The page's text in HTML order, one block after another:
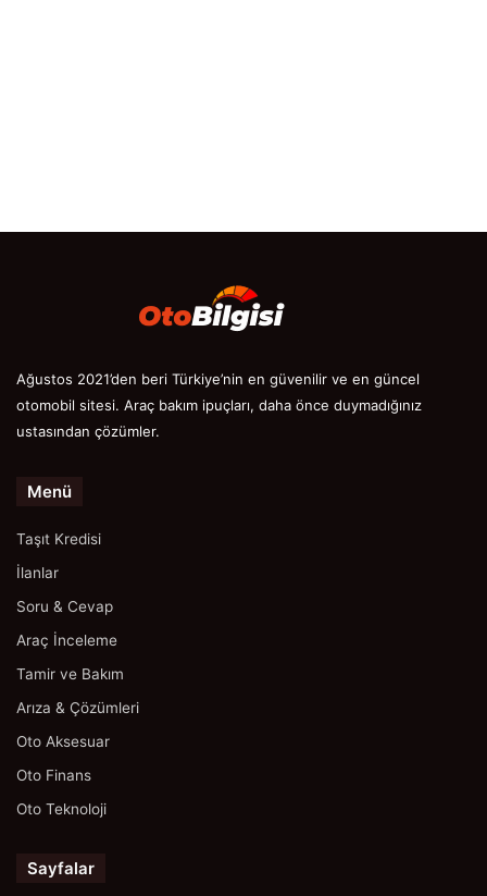
Ağustos 2021’den beri Türkiye’nin en güvenilir ve en güncel
otomobil sitesi. Araç bakım ipuçları, daha önce duymadığınız
ustasından çözümler.
Menü
Taşıt Kredisi
İlanlar
Soru & Cevap
Araç İnceleme
Tamir ve Bakım
Arıza & Çözümleri
Oto Aksesuar
Oto Finans
Oto Teknoloji
Sayfalar